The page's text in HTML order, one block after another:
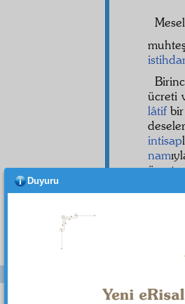
ücreti
lâtif
intisap
nam
ücret
Duyuru